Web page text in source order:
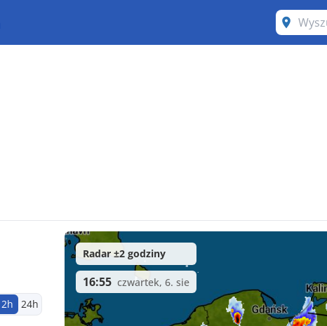
2h 24h
Radar ±2 godziny
16:55 czwartek, 6. sie